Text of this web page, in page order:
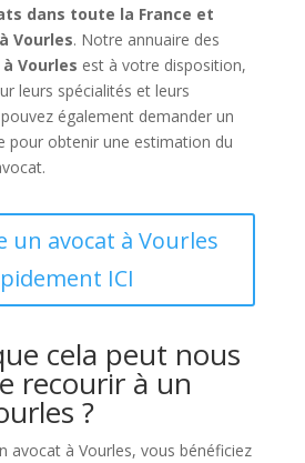
dans toute la France et
Vourles. Notre annuaire des
Vourles est à votre disposition,
leurs spécialités et leurs
également demander un
pour obtenir une estimation du
un avocat à Vourles
ICI
cela peut nous
recourir à un
?
avocat à Vourles, vous bénéficiez